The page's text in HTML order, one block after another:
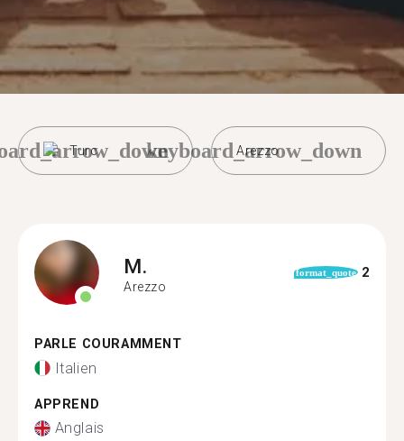
Turc Arezzo
keyboard_arrow_down
M.
Arezzo
format_quote 2
PARLE COURAMMENT
Italien
APPREND
Anglais